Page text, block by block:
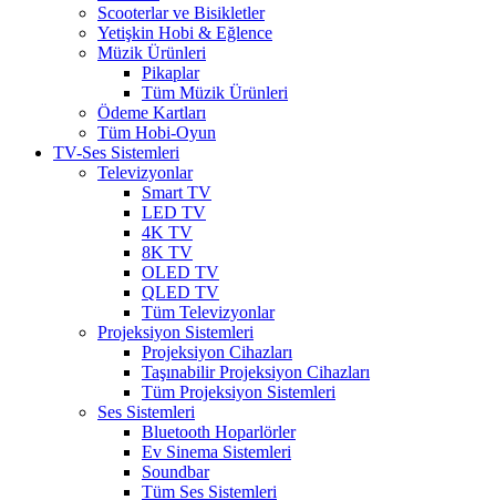
Scooterlar ve Bisikletler
Yetişkin Hobi & Eğlence
Müzik Ürünleri
Pikaplar
Tüm Müzik Ürünleri
Ödeme Kartları
Tüm Hobi-Oyun
TV-Ses Sistemleri
Televizyonlar
Smart TV
LED TV
4K TV
8K TV
OLED TV
QLED TV
Tüm Televizyonlar
Projeksiyon Sistemleri
Projeksiyon Cihazları
Taşınabilir Projeksiyon Cihazları
Tüm Projeksiyon Sistemleri
Ses Sistemleri
Bluetooth Hoparlörler
Ev Sinema Sistemleri
Soundbar
Tüm Ses Sistemleri